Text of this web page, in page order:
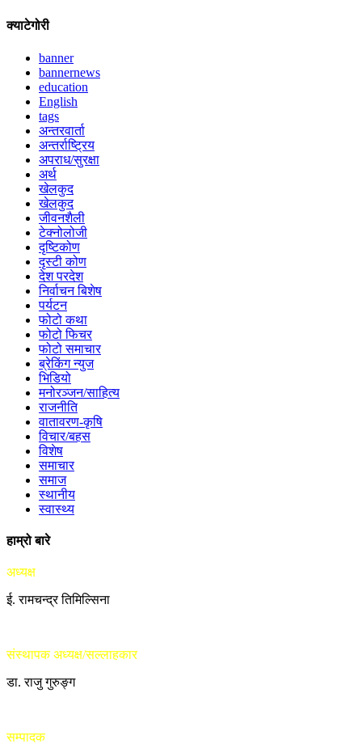
क्याटेगोरी
banner
bannernews
education
English
tags
अन्तरवार्ता
अन्तर्राष्ट्रिय
अपराध/सुरक्षा
अर्थ
खेलकुद
खेलकुद
जीवनशैली
टेक्नोलोजी
दृष्टिकोण
दृस्टी कोण
देश परदेश
निर्वाचन बिशेष
पर्यटन
फोटो कथा
फोटो फिचर
फोटो समाचार
ब्रेकिंग न्युज
भिडियो
मनोरञ्जन/साहित्य
राजनीति
वातावरण-कृषि
विचार/बहस
विशेष
समाचार
समाज
स्थानीय
स्वास्थ्य
हाम्रो बारे
अध्यक्ष
ई. रामचन्द्र तिमिल्सिना
संस्थापक अध्यक्ष/सल्लाहकार
डा. राजु गुरुङ्ग
सम्पादक